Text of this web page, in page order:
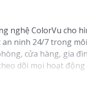
nghệ ColorVu cho
ninh 24/7 trong
cửa hàng, gia
dõi mọi hoạt